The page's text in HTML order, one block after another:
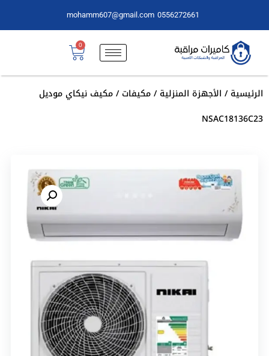
0556272661
mohamm607@gmail.com
0
الرئيسية/ الأجهزة المنزلية/مكيفات/ مكيف نيكاي موديل
NSAC18136C23